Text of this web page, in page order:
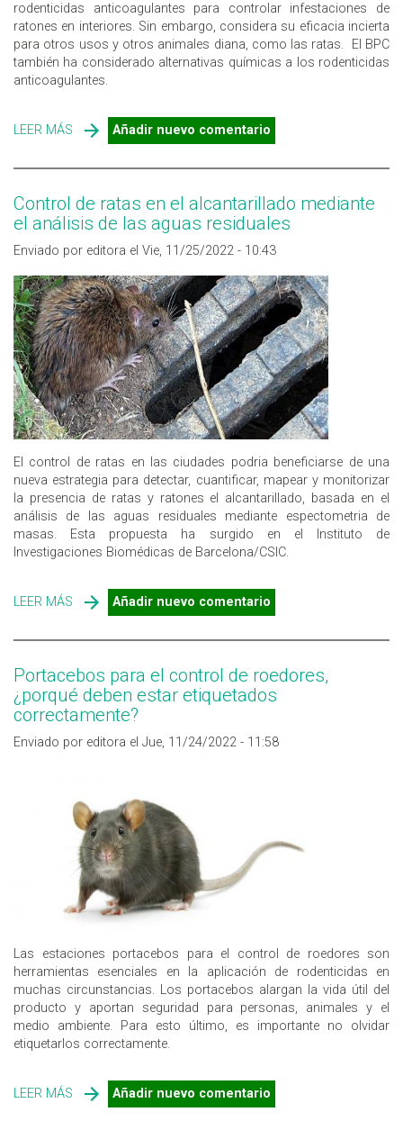
rodenticidas anticoagulantes para controlar infestaciones de
ratones en interiores. Sin embargo, considera su eficacia incierta
para otros usos y otros animales diana, como las ratas. El BPC
también ha considerado alternativas químicas a los rodenticidas
anticoagulantes.
LEER MÁS SOBRE LA ECHA CONSIDERA LAS TRAMPAS MECÁNICAS
UNA ALTERNATIVA A LOS RODENTICIDAS
ANTICOAGULANTES PARA EL CONTROL DE RATONES EN
Añadir nuevo comentario
Control de ratas en el alcantarillado mediante
el análisis de las aguas residuales
Enviado por editora el Vie, 11/25/2022 - 10:43
El control de ratas en las ciudades podria beneficiarse de una
nueva estrategia para detectar, cuantificar, mapear y monitorizar
la presencia de ratas y ratones el alcantarillado, basada en el
análisis de las aguas residuales mediante espectometria de
masas. Esta propuesta ha surgido en el Instituto de
Investigaciones Biomédicas de Barcelona/CSIC.
LEER MÁS SOBRE CONTROL DE RATAS EN EL ALCANTARILLADO
MEDIANTE EL ANÁLISIS DE LAS AGUAS RESIDUALES
Añadir nuevo comentario
Portacebos para el control de roedores,
¿porqué deben estar etiquetados
correctamente?
Enviado por editora el Jue, 11/24/2022 - 11:58
Las estaciones portacebos para el control de roedores son
herramientas esenciales en la aplicación de rodenticidas en
muchas circunstancias. Los portacebos alargan la vida útil del
producto y aportan seguridad para personas, animales y el
medio ambiente. Para esto último, es importante no olvidar
etiquetarlos correctamente.
LEER MÁS SOBRE PORTACEBOS PARA EL CONTROL DE ROEDORES,
¿PORQUÉ DEBEN ESTAR ETIQUETADOS
Añadir nuevo comentario